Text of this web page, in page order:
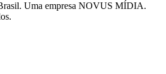
Uma empresa NOVUS MÍDIA.